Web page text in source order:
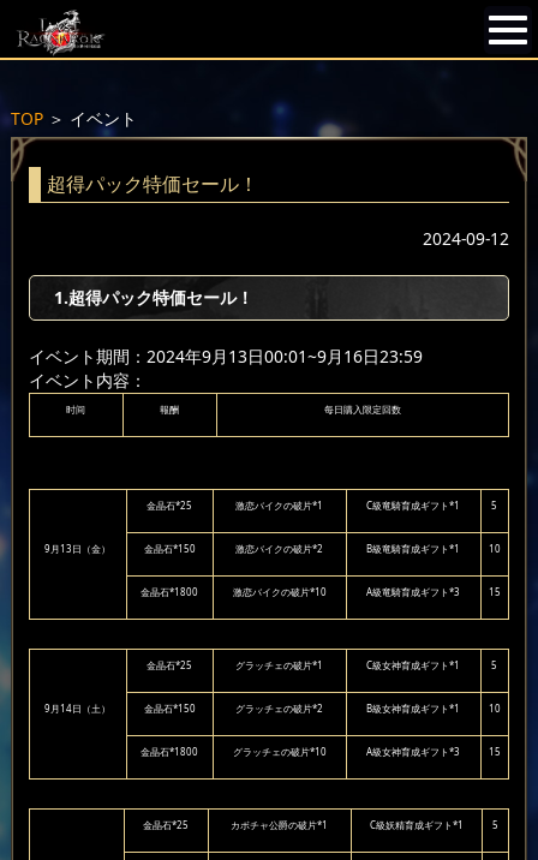
TOP＞ イベント
超得パック特価セール！
2024-09-12
1.超得パック特価セール！
イベント期間：2024年9月13日00:01~9月16日23:59
イベント内容：
时间 報酬 每日購入限定回数
9月13日（金）
金晶石*25 激恋バイクの破片*1 C級竜騎育成ギフト*1 5
金晶石*150 激恋バイクの破片*2 B級竜騎育成ギフト*1 10
金晶石*1800 激恋バイクの破片*10 A級竜騎育成ギフト*3 15
9月14日（土）
金晶石*25 グラッチェの破片*1 C級女神育成ギフト*1 5
金晶石*150 グラッチェの破片*2 B級女神育成ギフト*1 10
金晶石*1800 グラッチェの破片*10 A級女神育成ギフト*3 15
金晶石*25 カボチャ公爵の破片*1 C級妖精育成ギフト*1 5